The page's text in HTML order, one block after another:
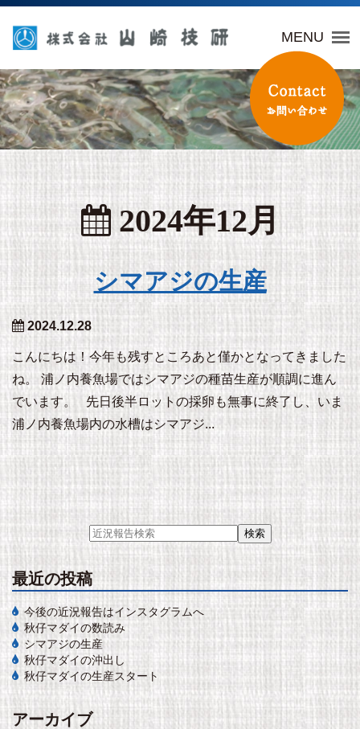
MENU
2024年12月
シマアジの生産
2024.12.28
こんにちは！今年も残すところあと僅かとなってきました
ね。 浦ノ内養魚場ではシマアジの種苗生産が順調に進ん
でいます。 先日後半ロットの採卵も無事に終了し、いま
浦ノ内養魚場内の水槽はシマアジ...
最近の投稿
今後の近況報告はインスタグラムへ
秋仔マダイの数読み
シマアジの生産
秋仔マダイの沖出し
秋仔マダイの生産スタート
アーカイブ